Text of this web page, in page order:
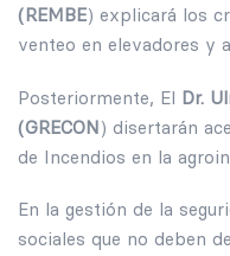
(REMBE) explicará los
venteo en elevadores y
Posteriormente, El Dr.
(GRECON) disertarán
de Incendios en la
En la gestión de la
sociales que no deben